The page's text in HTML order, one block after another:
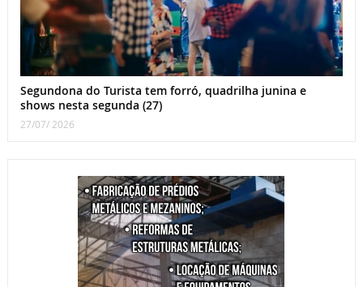
Segundona do Turista tem forró, quadrilha junina e
shows nesta segunda (27)
27/07/ 2026